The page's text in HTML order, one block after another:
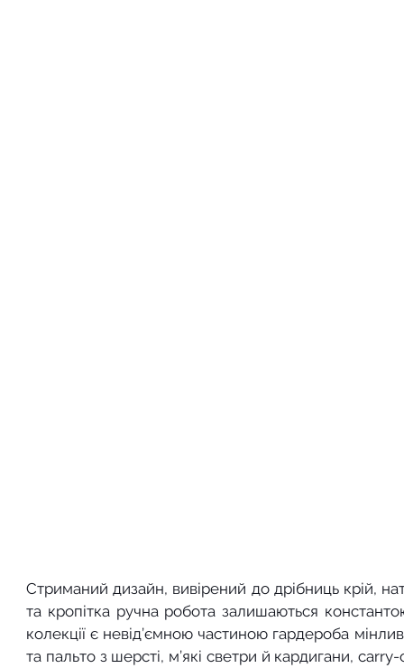
Стриманий дизайн, вивірений до дрібниць крій,
та кропітка ручна робота залишаються
колекції є невід’ємною частиною гардероба
та пальто з шерсті, м’які светри й кардигани,